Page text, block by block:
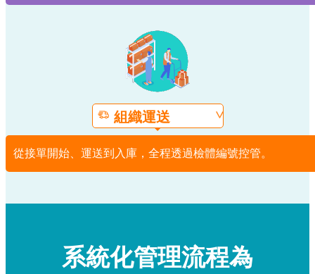
組織運送
從接單開始、運送到入庫，全程透過檢體編號控管。
系統化管理流程為